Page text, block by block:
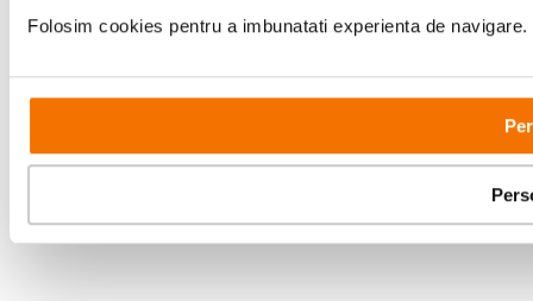
Folosim cookies pentru a imbunatati experienta de